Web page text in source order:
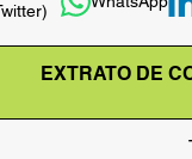
EXTRATO DE